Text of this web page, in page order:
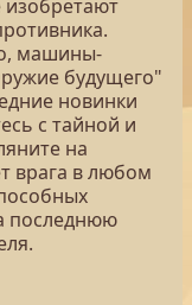
изобретают
машины-
будущего"
новинки
с тайной и
на
врага в любом
последнюю